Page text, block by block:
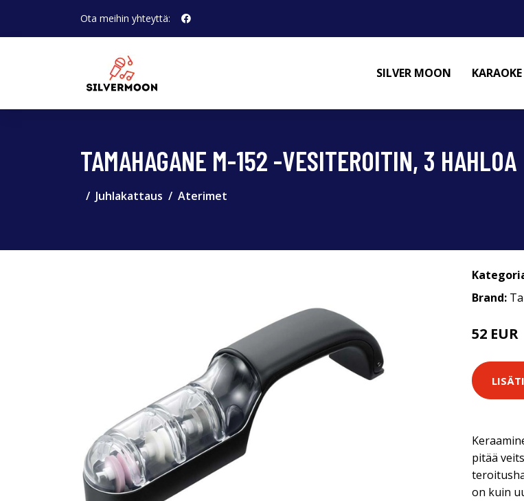
Ota meihin yhteyttä:
SILVER MOON
TAMAHAGANE M-152 -VESITEROITIN, 3 HAHLOA
Juhlakattaus Aterimet
Brand:
52 EUR
pitää
on kuin